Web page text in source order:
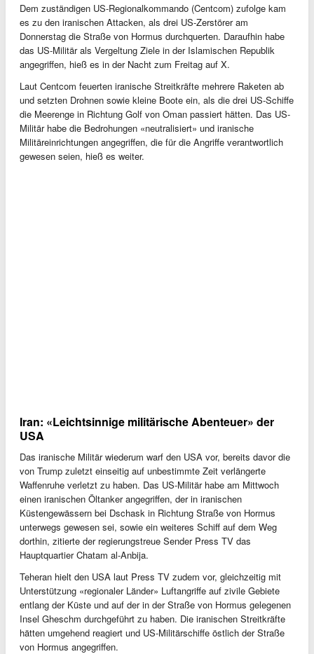
Dem zuständigen US-Regionalkommando (Centcom) zufolge kam
es zu den iranischen Attacken, als drei US-Zerstörer am
Donnerstag die Straße von Hormus durchquerten. Daraufhin habe
das US-Militär als Vergeltung Ziele in der Islamischen Republik
angegriffen, hieß es in der Nacht zum Freitag auf X.
Laut Centcom feuerten iranische Streitkräfte mehrere Raketen ab
und setzten Drohnen sowie kleine Boote ein, als die drei US-Schiffe
die Meerenge in Richtung Golf von Oman passiert hätten. Das US-
Militär habe die Bedrohungen «neutralisiert» und iranische
Militäreinrichtungen angegriffen, die für die Angriffe verantwortlich
gewesen seien, hieß es weiter.
Iran: «Leichtsinnige militärische Abenteuer» der
USA
Das iranische Militär wiederum warf den USA vor, bereits davor die
von Trump zuletzt einseitig auf unbestimmte Zeit verlängerte
Waffenruhe verletzt zu haben. Das US-Militär habe am Mittwoch
einen iranischen Öltanker angegriffen, der in iranischen
Küstengewässern bei Dschask in Richtung Straße von Hormus
unterwegs gewesen sei, sowie ein weiteres Schiff auf dem Weg
dorthin, zitierte der regierungstreue Sender Press TV das
Hauptquartier Chatam al-Anbija.
Teheran hielt den USA laut Press TV zudem vor, gleichzeitig mit
Unterstützung «regionaler Länder» Luftangriffe auf zivile Gebiete
entlang der Küste und auf der in der Straße von Hormus gelegenen
Insel Gheschm durchgeführt zu haben. Die iranischen Streitkräfte
hätten umgehend reagiert und US-Militärschiffe östlich der Straße
von Hormus angegriffen.